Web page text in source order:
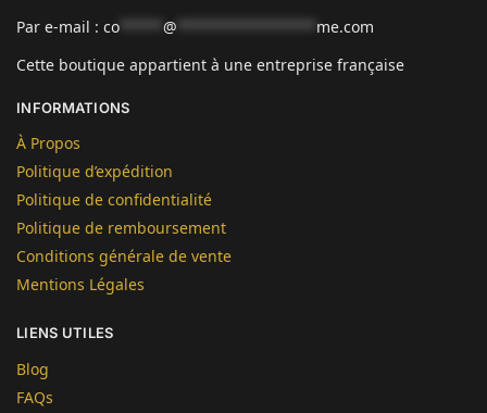
Par e-mail : co @
me.com
Cette boutique appartient à une entreprise française
INFORMATIONS
À Propos
Politique d’expédition
Politique de confidentialité
Politique de remboursement
Conditions générale de vente
Mentions Légales
LIENS UTILES
Blog
FAQs